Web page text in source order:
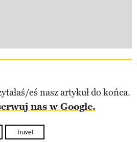
eś nasz artykuł do końca.
nas w Google.
Travel